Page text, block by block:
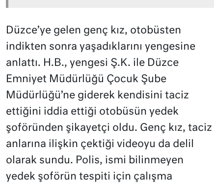
Düzce’ye gelen genç kız, otobüsten
indikten sonra yaşadıklarını yengesine
anlattı. H.B., yengesi Ş.K. ile Düzce
Emniyet Müdürlüğü Çocuk Şube
Müdürlüğü’ne giderek kendisini taciz
ettiğini iddia ettiği otobüsün yedek
şoföründen şikayetçi oldu. Genç kız, taciz
anlarına ilişkin çektiği videoyu da delil
olarak sundu. Polis, ismi bilinmeyen
yedek şoförün tespiti için çalışma